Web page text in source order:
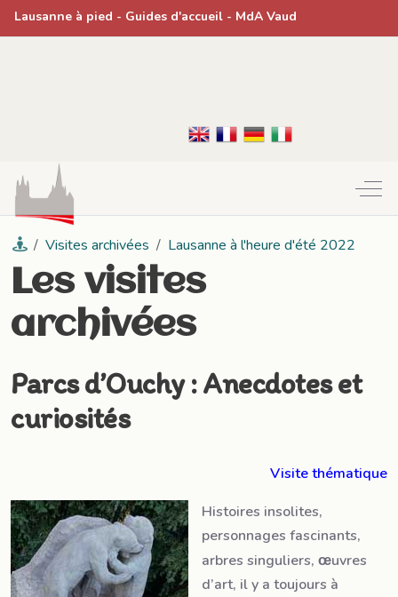
Lausanne à pied - Guides d'accueil - MdA Vaud
Off-
Visites archivées Lausanne à l'heure d'été 2022
Les visites
archivées
Parcs d’Ouchy : Anecdotes et
curiosités
Visite thématique
Histoires insolites,
personnages fascinants,
arbres singuliers, œuvres
d’art, il y a toujours à